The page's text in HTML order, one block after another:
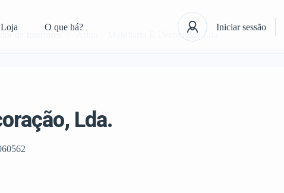
Loja O que há? Iniciar sessão
de Interiores Arion – Mobiliario E Decoração, Lda.
Lda.